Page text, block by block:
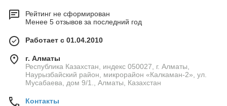
Рейтинг не сформирован
Менее 5 отзывов за последний год
Работает с 01.04.2010
г. Алматы
Республика Казахстан, индекс 050027, г. Алматы,
Наурызбайский район, микрорайон «Калкаман-2», ул.
Мусабаева, дом 9/1., Алматы, Казахстан
Контакты